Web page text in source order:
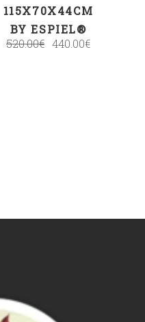
115X70X44CM
BY ESPIEL®
520.00€ 440.00€